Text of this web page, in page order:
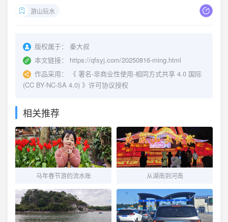
游山玩水
版权属于：
秦大叔
本文链接：
https://qfsyj.com/20250816-ming.html
作品采用：
《 署名-非商业性使用-相同方式共享 4.0 国际
(CC BY-NC-SA 4.0) 》许可协议授权
相关推荐
马年春节游的流水账 从湖南到河南